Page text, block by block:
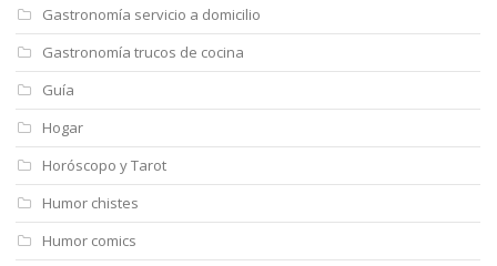
Gastronomía servicio a domicilio
Gastronomía trucos de cocina
Guía
Hogar
Horóscopo y Tarot
Humor chistes
Humor comics